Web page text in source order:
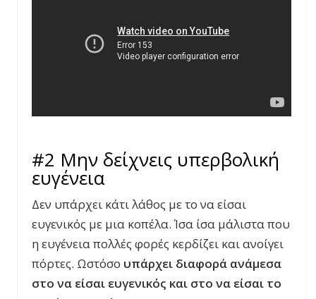
#2 Μην δείχνεις υπερβολική
ευγένεια
Δεν υπάρχει κάτι λάθος με το να είσαι
ευγενικός με μια κοπέλα. Ίσα ίσα μάλιστα που
η ευγένεια πολλές φορές κερδίζει και ανοίγει
πόρτες. Ωστόσο υπάρχει διαφορά ανάμεσα
στο να είσαι ευγενικός και στο να είσαι το